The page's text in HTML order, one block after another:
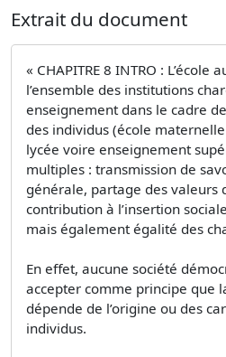
Extrait du document
« CHAPITRE 8 INTRO : L’école
l’ensemble des institutions
enseignement dans le cadre
des individus (école
lycée voire enseignement
multiples : transmission de
générale, partage des valeurs
contribution à l’insertion
mais également égalité des
En effet, aucune société
accepter comme principe que
dépende de l’origine ou des
individus.